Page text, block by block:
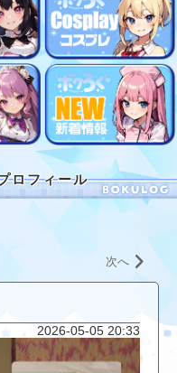
ロフィール
次へ
2026-05-05 20:33